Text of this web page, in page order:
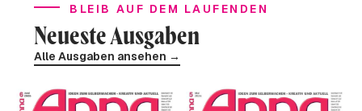
BLEIB AUF DEM LAUFENDEN
Neueste Ausgaben
Alle Ausgaben ansehen →